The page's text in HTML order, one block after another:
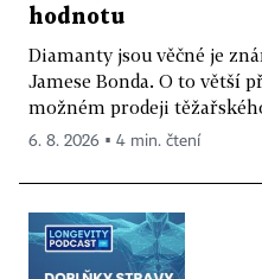
hodnotu
Diamanty jsou věčné je
Jamese Bonda. O to větší
možném prodeji
6. 8. 2026 ▪ 4 min. čtení